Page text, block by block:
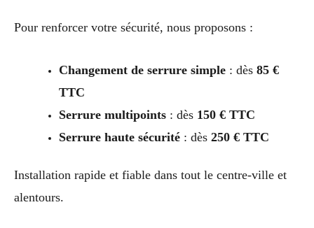
Pour renforcer votre sécurité, nous proposons :
Changement de serrure simple: dès 85 €
TTC
Serrure multipoints: dès 150 € TTC
Serrure haute sécurité: dès 250 € TTC
Installation rapide et fiable dans tout le centre-ville et
alentours.